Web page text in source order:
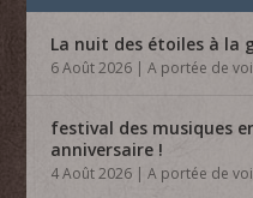
La nuit des étoiles à la
6 Août 2026 |A portée de
festival des musiques
anniversaire !
4 Août 2026 |A portée de